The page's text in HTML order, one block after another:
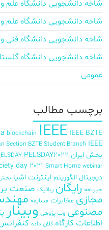
شاخه دانشجویی دانشگاه
شاخه دانشجویی دانشگاه علم
شاخه دانشجویی دانشگاه فنی
شاخه دانشجویی دانشگاه
عمومی
برچسب‌ مطالب
blockchain IEEE IEEE BZTE
Section BZTE Student Branch IEEE
بخش ایران PELSDAY2022
day 2021 Smart Home webinar
دیجیتال الگوریتم اینترنت اشیا بخش
خبرنامه رایگان رباتیک صنعت
مجازی مخابرات مسابقه
مصنوعی وب پژوهی وبینار
اطلاعات کارگاه کلان داده